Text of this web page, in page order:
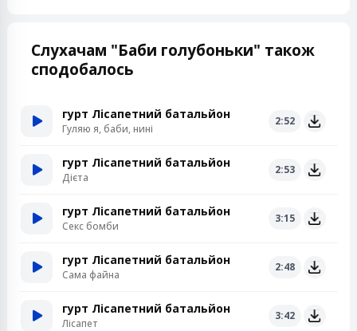
Слухачам "Баби голубоньки" також
сподобалось
гурт Лісапетний батальйон
Гуляю я, баби, нині
2:52
гурт Лісапетний батальйон
Дієта
2:53
гурт Лісапетний батальйон
Секс бомби
3:15
гурт Лісапетний батальйон
Сама файна
2:48
гурт Лісапетний батальйон
Лісапет
3:42